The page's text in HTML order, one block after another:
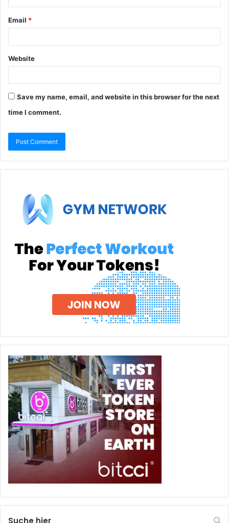
Email *
Website
Save my name, email, and website in this browser for the next
time I comment.
Suche hier